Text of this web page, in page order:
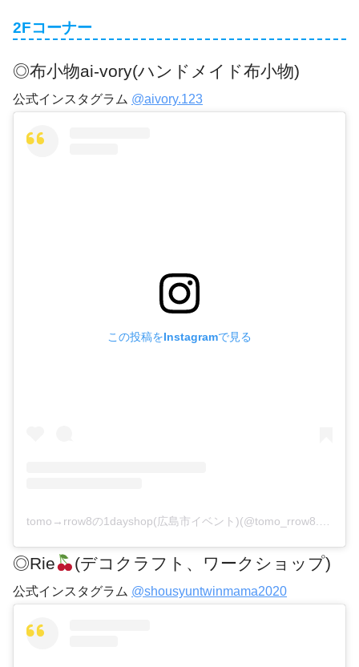
2Fコーナー
◎布小物ai-vory(ハンドメイド布小物)
公式インスタグラム @aivory.123
この投稿をInstagramで見る
◎Rie (デコクラフト、ワークショップ)
公式インスタグラム @shousyuntwinmama2020